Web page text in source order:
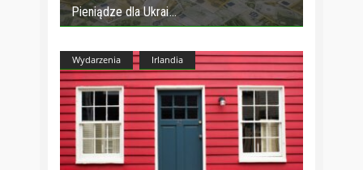
Pieniądze dla Ukrai
Wydarzenia Irlandia